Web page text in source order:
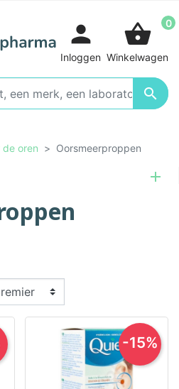

person
Inloggen
shopping_basket 0
Winkelwagen
de oren Oorsmeerproppen
-15%